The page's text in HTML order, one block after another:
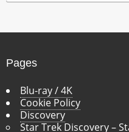
v
Pages
Blu-ray / 4K
Cookie Policy
Discovery
Star Trek Discovery –